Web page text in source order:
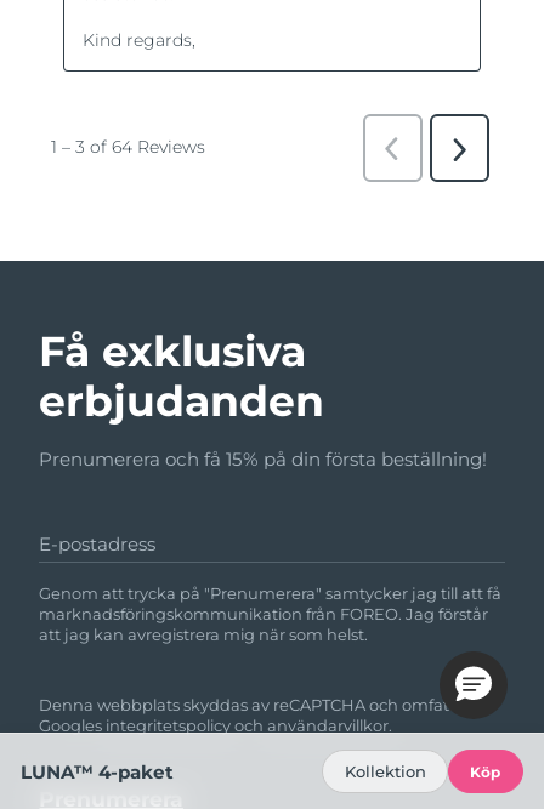
Få exklusiva
erbjudanden
Prenumerera och få 15% på din första beställning!
E-postadress
Genom att trycka på "Prenumerera" samtycker jag till att få
marknadsföringskommunikation från FOREO. Jag förstår
att jag kan avregistrera mig när som helst.
Denna webbplats skyddas av reCAPTCHA och omfattas av
Googles integritetspolicyoch användarvillkor.
LUNA™ 4-paket Kollektion Köp